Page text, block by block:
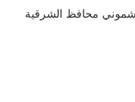
محافظ الشرقية